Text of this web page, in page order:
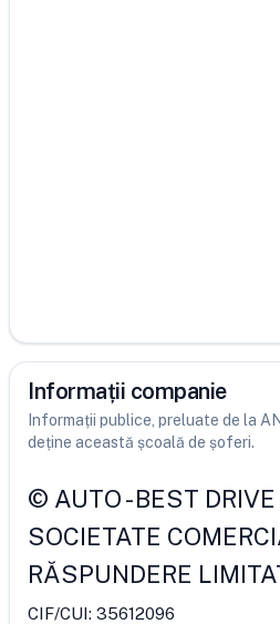
Informații companie
Informații publice, preluate de la
deține această școală de șoferi.
© AUTO - BEST DRIVE
SOCIETATE
RĂSPUNDERE
CIF/CUI: 35612096